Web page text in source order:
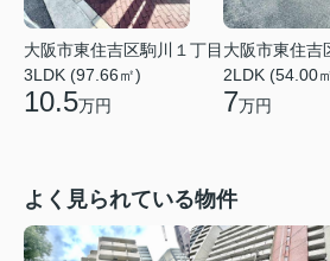
大阪市東住吉区駒川１丁目
3LDK (97.66㎡)
10.5万円
大阪市東住吉
2LDK (54.00
7万円
よく見られている物件